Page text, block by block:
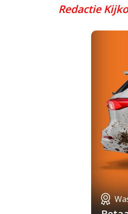
Redactie